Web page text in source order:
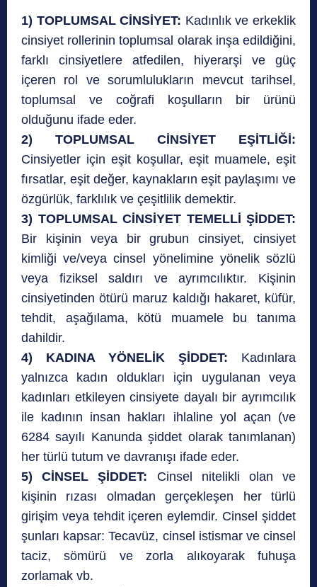
1) TOPLUMSAL CİNSİYET: Kadınlık ve erkeklik
cinsiyet rollerinin toplumsal olarak inşa edildiğini,
farklı cinsiyetlere atfedilen, hiyerarşi ve güç
içeren rol ve sorumlulukların mevcut tarihsel,
toplumsal ve coğrafi koşulların bir ürünü
olduğunu ifade eder.
2) TOPLUMSAL CİNSİYET EŞİTLİĞİ:
Cinsiyetler için eşit koşullar, eşit muamele, eşit
fırsatlar, eşit değer, kaynakların eşit paylaşımı ve
özgürlük, farklılık ve çeşitlilik demektir.
3) TOPLUMSAL CİNSİYET TEMELLİ ŞİDDET:
Bir kişinin veya bir grubun cinsiyet, cinsiyet
kimliği ve/veya cinsel yönelimine yönelik sözlü
veya fiziksel saldırı ve ayrımcılıktır. Kişinin
cinsiyetinden ötürü maruz kaldığı hakaret, küfür,
tehdit, aşağılama, kötü muamele bu tanıma
dahildir.
4) KADINA YÖNELİK ŞİDDET: Kadınlara
yalnızca kadın oldukları için uygulanan veya
kadınları etkileyen cinsiyete dayalı bir ayrımcılık
ile kadının insan hakları ihlaline yol açan (ve
6284 sayılı Kanunda şiddet olarak tanımlanan)
her türlü tutum ve davranışı ifade eder.
5) CİNSEL ŞİDDET: Cinsel nitelikli olan ve
kişinin rızası olmadan gerçekleşen her türlü
girişim veya tehdit içeren eylemdir. Cinsel şiddet
şunları kapsar: Tecavüz, cinsel istismar ve cinsel
taciz, sömürü ve zorla alıkoyarak fuhuşa
zorlamak vb.